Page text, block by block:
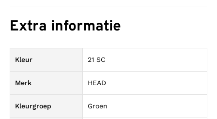
Extra informatie
Kleur 21 SC
Merk HEAD
Kleurgroep Groen